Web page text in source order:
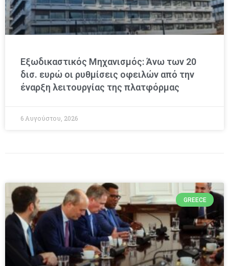
Εξωδικαστικός Μηχανισμός: Άνω των 20
δισ. ευρώ οι ρυθμίσεις οφειλών από την
έναρξη λειτουργίας της πλατφόρμας
6 Αυγούστου, 2026
GREECE